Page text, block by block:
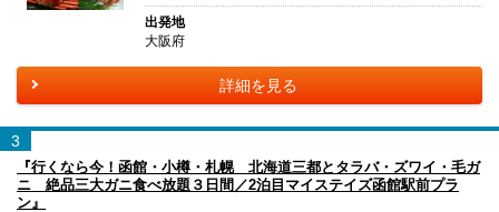
出発地
大阪府
詳細を見る
3
『行くなら今！函館・小樽・札幌 北海道三都とタラバ・ズワイ・毛ガ
ニ 絶品三大ガニ食べ放題３日間／2泊目マイステイズ函館駅前プラ
ン』